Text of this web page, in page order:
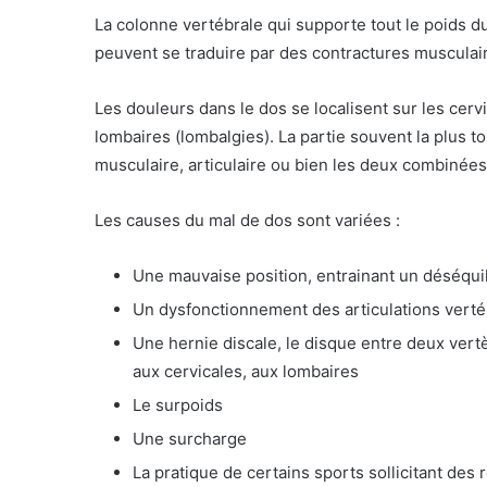
La colonne vertébrale qui supporte tout le poids
peuvent se traduire par des contractures
Les douleurs dans le dos se localisent sur les
lombaires (lombalgies). La partie souvent la plus
musculaire, articulaire ou bien les deux
Les causes du mal de dos sont variées :
Une mauvaise position, entrainant un
Un dysfonctionnement des articulations
Une hernie discale, le disque entre deux
aux cervicales, aux lombaires
Le surpoids
Une surcharge
La pratique de certains sports sollicitant des